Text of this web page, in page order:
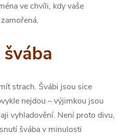
ve chvíli, kdy vaše
strach. Švábi jsou sice
nejdou – výjimkou jsou
vyhladovění. Není proto divu,
švába v minulosti